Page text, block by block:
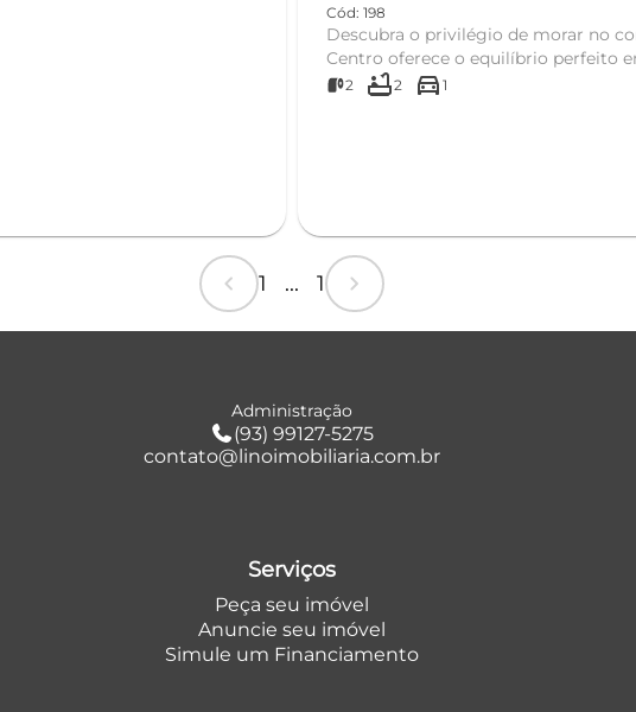
Cód: 198
Descubra o privilégio de morar no
Centro oferece o equilíbrio perfeito
2 bathtub2 directions_car 1
chevron_left 1 ... 1 chevron_right
Administração
(93) 99127-5275
contato@linoimobiliaria.com.br
Serviços
Peça seu imóvel
Anuncie seu imóvel
Simule um Financiamento